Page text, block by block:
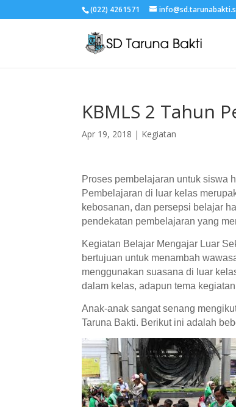
(022) 4261571
KBMLS 2 Tahun
Apr 19, 2018 | Kegiatan
Proses pembelajaran untuk siswa
Pembelajaran di luar kelas
kebosanan, dan persepsi belajar
pendekatan pembelajaran yang
Kegiatan Belajar Mengajar Luar
bertujuan untuk menambah
menggunakan suasana di luar
dalam kelas, adapun tema
Anak-anak sangat senang
Taruna Bakti. Berikut ini adalah